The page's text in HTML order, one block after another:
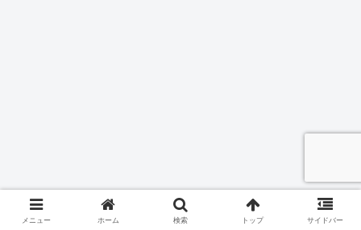
メニュー ホーム 検索 トップ サイドバー